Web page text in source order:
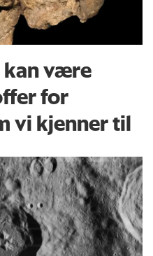
kan være
for
vi kjenner til